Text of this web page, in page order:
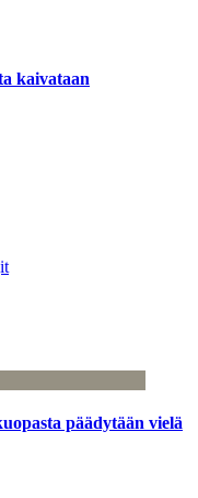
kaivataan
päädytään vielä